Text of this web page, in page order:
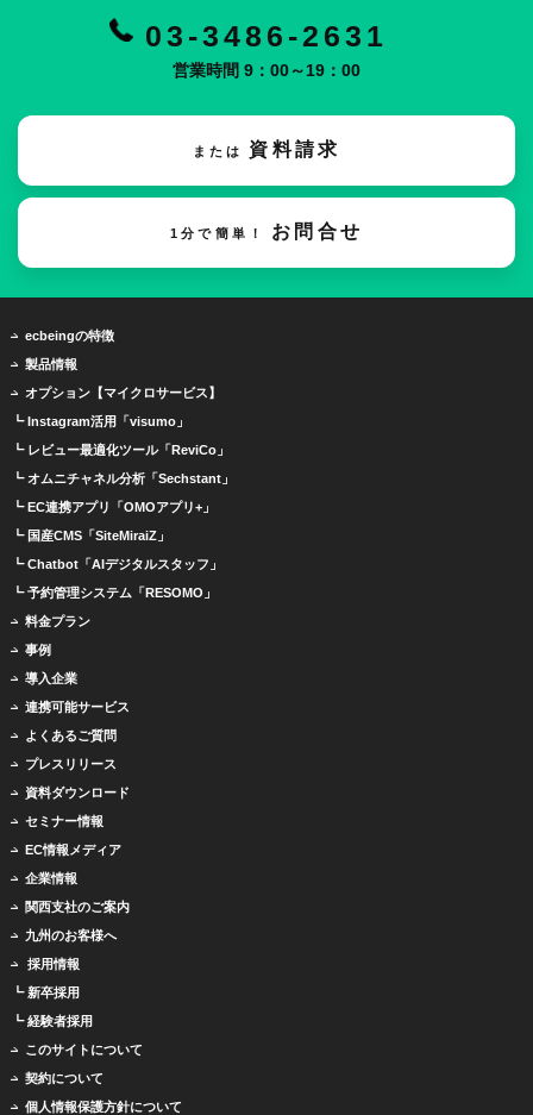
03-3486-2631
営業時間 9：00～19：00
または 資料請求
1分で簡単！ お問合せ
ecbeingの特徴
製品情報
オプション【マイクロサービス】
┗ Instagram活用「visumo」
┗ レビュー最適化ツール「ReviCo」
┗ オムニチャネル分析「Sechstant」
┗ EC連携アプリ「OMOアプリ+」
┗ 国産CMS「SiteMiraiZ」
┗ Chatbot「AIデジタルスタッフ」
┗ 予約管理システム「RESOMO」
料金プラン
事例
導入企業
連携可能サービス
よくあるご質問
プレスリリース
資料ダウンロード
セミナー情報
EC情報メディア
企業情報
関西支社のご案内
九州のお客様へ
採用情報
┗ 新卒採用
┗ 経験者採用
このサイトについて
契約について
個人情報保護方針について